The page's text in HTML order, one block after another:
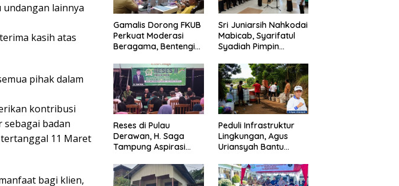
undangan lainnya
kasih atas
pihak dalam
kontribusi
badan
tertanggal 11 Maret
bagi klien,
Gamalis Dorong FKUB
Perkuat Moderasi
Beragama, Bentengi
Pemecah Persatuan
Sri Juniarsih Nahkodai
Mabicab, Syarifatul
Syadiah Pimpin
Berau 2026–2031
Reses di Pulau
Derawan, H. Saga
Tampung Aspirasi
Masyarakat Bijak
Sikapi Efisiensi
Peduli Infrastruktur
Lingkungan, Agus
Uriansyah Bantu
Jalan di Gang Angsa